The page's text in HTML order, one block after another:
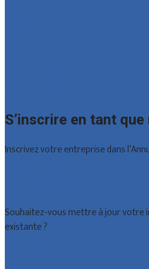
S’inscrire en tant
Inscrivez votre entreprise dans
Souhaitez-vous mettre à jour votre
existante ?